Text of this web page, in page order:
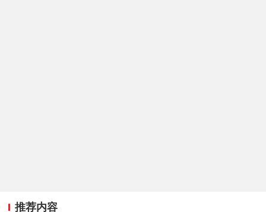
推荐内容